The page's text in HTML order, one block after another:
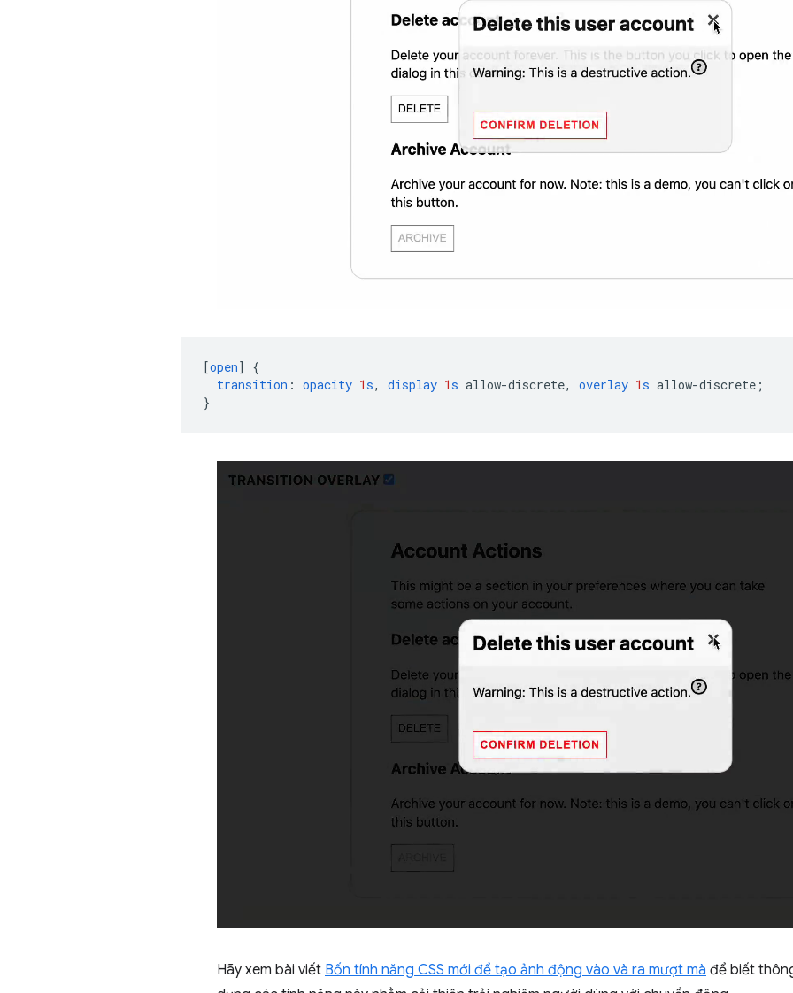
[open]
{
transition : opacity 1s, display 1s allow-discrete, overlay 1s allow-discrete ;
}
Hãy xem bài viết Bốn tính năng CSS mới để tạo ảnh động vào và ra mượt mà để biết